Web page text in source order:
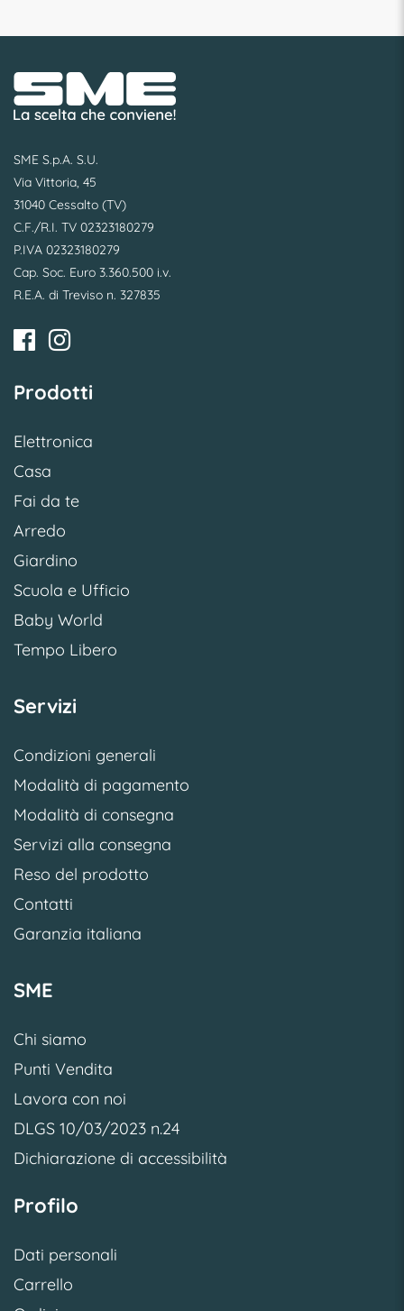
SME S.p.A. S.U.
Via Vittoria, 45
31040 Cessalto (TV)
C.F./R.I. TV 02323180279
P.IVA 02323180279
Cap. Soc. Euro 3.360.500 i.v.
R.E.A. di Treviso n. 327835
Prodotti
Elettronica
Casa
Fai da te
Arredo
Giardino
Scuola e Ufficio
Baby World
Tempo Libero
Servizi
Condizioni generali
Modalità di pagamento
Modalità di consegna
Servizi alla consegna
Reso del prodotto
Contatti
Garanzia italiana
SME
Chi siamo
Punti Vendita
Lavora con noi
DLGS 10/03/2023 n.24
Dichiarazione di accessibilità
Profilo
Dati personali
Carrello